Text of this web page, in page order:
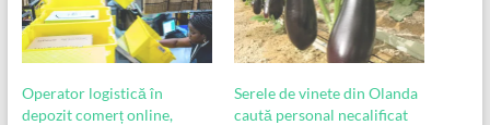
Operator logistică în
depozit comerț online,
Serele de vinete din Olanda
caută personal necalificat